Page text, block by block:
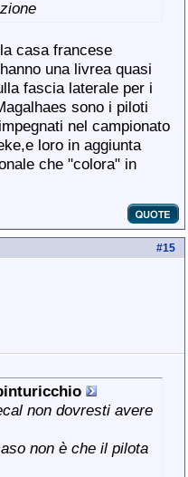
casa francese
una livrea quasi
fascia laterale per i
sono i piloti
nel campionato
loro in aggiunta
che "colora" in
#15
non dovresti avere
non è che il pilota